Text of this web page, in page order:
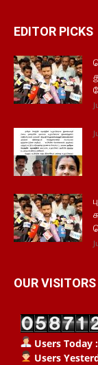
EDITOR PICKS
OUR
Users Today
Users